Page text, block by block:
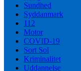
Sundhed
Syddanmark
112
Motor
COVID-19
Sort Sol
Kriminalitet
Uddannelse